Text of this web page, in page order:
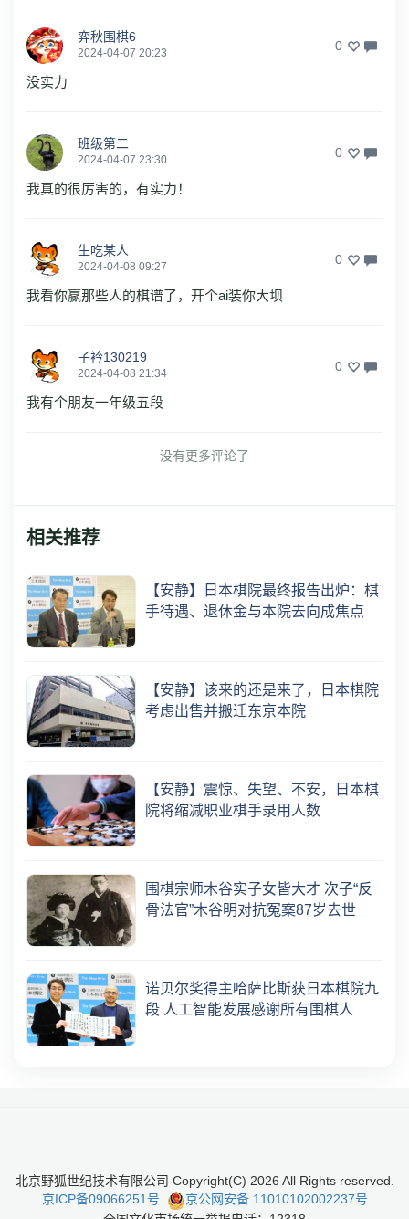
弈秋围棋6
2024-04-07 20:23 0
没实力
班级第二
2024-04-07 23:30 0
我真的很厉害的，有实力！
生吃某人
2024-04-08 09:27 0
我看你赢那些人的棋谱了，开个ai装你大坝
子衿130219
2024-04-08 21:34 0
我有个朋友一年级五段
没有更多评论了
相关推荐
【安静】日本棋院最终报告出炉：棋
手待遇、退休金与本院去向成焦点
【安静】该来的还是来了，日本棋院
考虑出售并搬迁东京本院
【安静】震惊、失望、不安，日本棋
院将缩减职业棋手录用人数
围棋宗师木谷实子女皆大才 次子“反
骨法官”木谷明对抗冤案87岁去世
诺贝尔奖得主哈萨比斯获日本棋院九
段 人工智能发展感谢所有围棋人
北京野狐世纪技术有限公司 Copyright(C) 2026 All Rights reserved.
京ICP备09066251号
京公网安备 11010102002237号